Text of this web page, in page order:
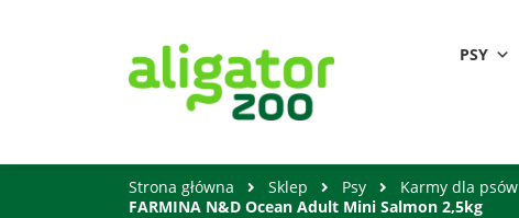
PSY
Strona główna Sklep Psy Karmy dla psów
FARMINA N&D Ocean Adult Mini Salmon 2,5kg